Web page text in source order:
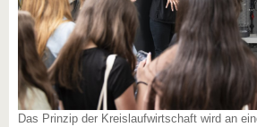
Das Prinzip der Kreislaufwirtschaft wird an